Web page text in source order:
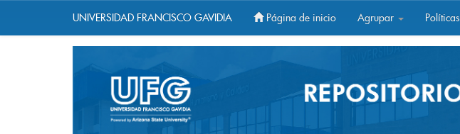
UNIVERSIDAD FRANCISCO GAVIDIA Página de inicio Agrupar Políticas